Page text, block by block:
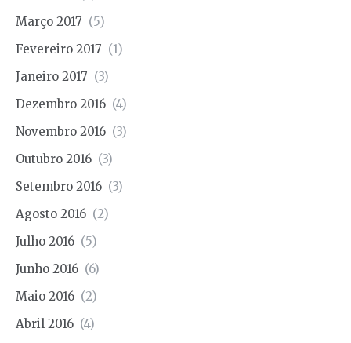
Março 2017 (5)
Fevereiro 2017 (1)
Janeiro 2017 (3)
Dezembro 2016 (4)
Novembro 2016 (3)
Outubro 2016 (3)
Setembro 2016 (3)
Agosto 2016 (2)
Julho 2016 (5)
Junho 2016 (6)
Maio 2016 (2)
Abril 2016 (4)